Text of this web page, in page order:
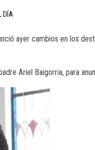
DÍA
ayer cambios en los
Ariel Baigorria, para